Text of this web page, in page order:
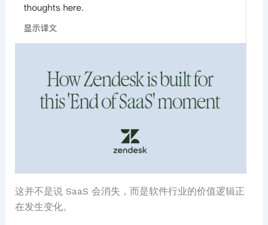
这并不是说 SaaS 会消失，而是软件行业的价值逻辑正
在发生变化。